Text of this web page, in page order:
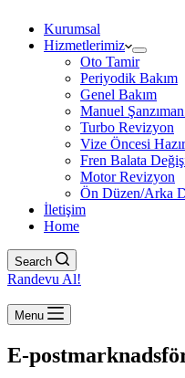
Kurumsal
Hizmetlerimiz
Oto Tamir
Periyodik Bakım
Genel Bakım
Manuel
Turbo Revizyon
Vize Öncesi
Fren Balata
Motor Revizyon
Ön Düzen/Arka
İletişim
Home
Search
Randevu Al!
Menu
E-